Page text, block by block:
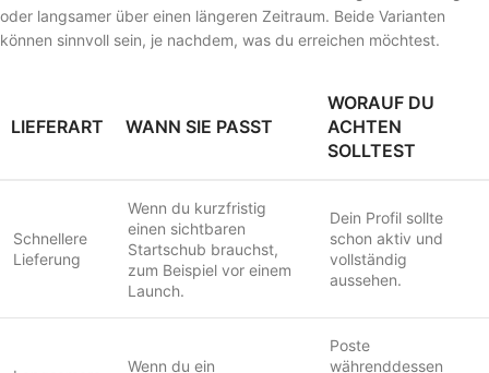
oder langsamer über einen längeren Zeitraum. Beide Varianten
können sinnvoll sein, je nachdem, was du erreichen möchtest.
LIEFERART WANN SIE PASST
WORAUF DU
ACHTEN
SOLLTEST
Schnellere
Lieferung
Wenn du kurzfristig
einen sichtbaren
Startschub brauchst,
zum Beispiel vor einem
Launch.
Dein Profil sollte
schon aktiv und
vollständig
aussehen.
Wenn du ein
Poste
währenddessen